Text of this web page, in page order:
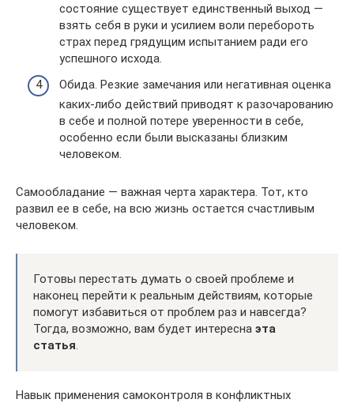
состояние существует единственный выход —
взять себя в руки и усилием воли перебороть
страх перед грядущим испытанием ради его
успешного исхода.
Обида. Резкие замечания или негативная оценка
каких-либо действий приводят к разочарованию
в себе и полной потере уверенности в себе,
особенно если были высказаны близким
человеком.
Самообладание — важная черта характера. Тот, кто
развил ее в себе, на всю жизнь остается счастливым
человеком.
Готовы перестать думать о своей проблеме и
наконец перейти к реальным действиям, которые
помогут избавиться от проблем раз и навсегда?
Тогда, возможно, вам будет интересна эта
статья.
Навык применения самоконтроля в конфликтных